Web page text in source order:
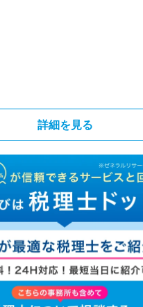
詳細を見る